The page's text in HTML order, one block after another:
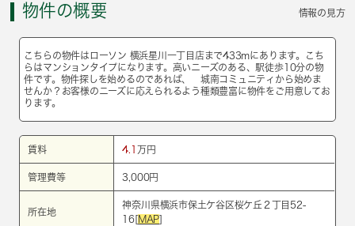
物件の概要 情報の見方
こちらの物件はローソン 横浜星川一丁目店まで433mにあります。こち
らはマンションタイプになります。高いニーズのある、駅徒歩10分の物
件です。物件探しを始めるのであれば、 城南コミュニティから始めま
せんか？お客様のニーズに応えられるよう種類豊富に物件をご用意してお
ります。
賃料 4.1 万円
管理費等 3,000円
所在地
神奈川県横浜市保土ケ谷区桜ケ丘２丁目52-
16[ MAP